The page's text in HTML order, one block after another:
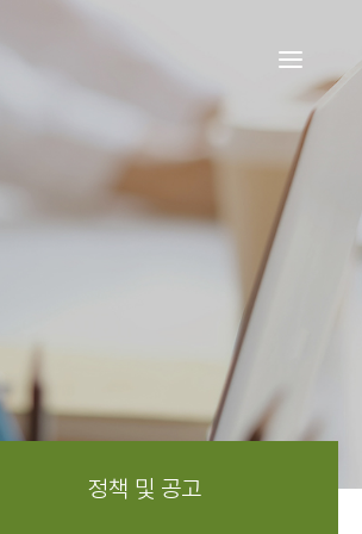
정책 및 공고